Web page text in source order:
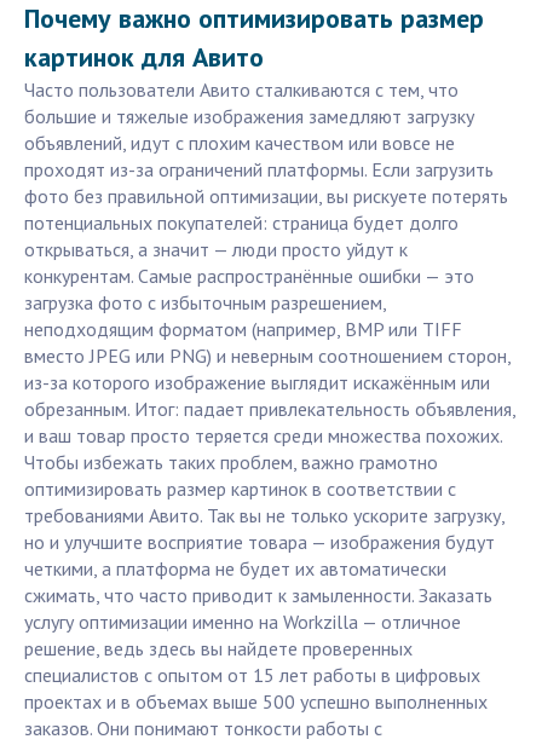
Почему важно оптимизировать размер
картинок для Авито
Часто пользователи Авито сталкиваются с тем, что
большие и тяжелые изображения замедляют загрузку
объявлений, идут с плохим качеством или вовсе не
проходят из-за ограничений платформы. Если загрузить
фото без правильной оптимизации, вы рискуете потерять
потенциальных покупателей: страница будет долго
открываться, а значит — люди просто уйдут к
конкурентам. Самые распространённые ошибки — это
загрузка фото с избыточным разрешением,
неподходящим форматом (например, BMP или TIFF
вместо JPEG или PNG) и неверным соотношением сторон,
из-за которого изображение выглядит искажённым или
обрезанным. Итог: падает привлекательность объявления,
и ваш товар просто теряется среди множества похожих.
Чтобы избежать таких проблем, важно грамотно
оптимизировать размер картинок в соответствии с
требованиями Авито. Так вы не только ускорите загрузку,
но и улучшите восприятие товара — изображения будут
четкими, а платформа не будет их автоматически
сжимать, что часто приводит к замыленности. Заказать
услугу оптимизации именно на Workzilla — отличное
решение, ведь здесь вы найдете проверенных
специалистов с опытом от 15 лет работы в цифровых
проектах и в объемах выше 500 успешно выполненных
заказов. Они понимают тонкости работы с